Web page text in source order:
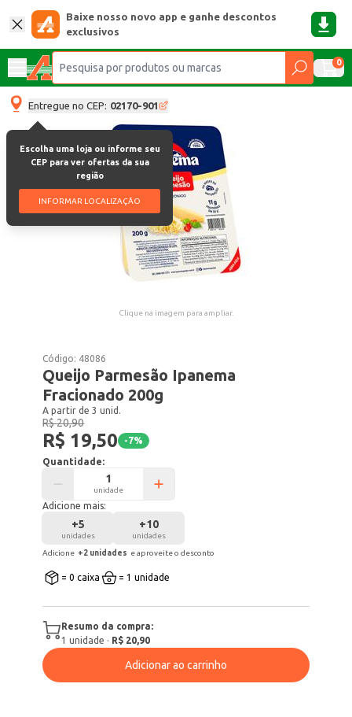
Baixe nosso novo app e ganhe descontos
exclusivos
0
Entregue no CEP: 02170-901
Escolha uma loja ou informe seu
CEP para ver ofertas da sua
região
INFORMAR LOCALIZAÇÃO
Clique na imagem para ampliar.
Código: 48086
Queijo Parmesão Ipanema
Fracionado 200g
A partir de 3 unid.
R$ 20,90
R$ 19,50 -7%
Quantidade:
unidade
Adicione mais:
+5
unidades
+10
unidades
Adicione +2 unidades e aproveite o desconto
= 0 caixa = 1 unidade
Resumo da compra:
1 unidade · R$ 20,90
Adicionar ao carrinho